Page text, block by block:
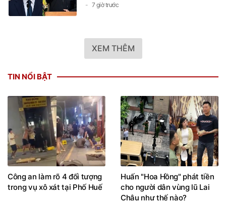
7 giờ trước
XEM THÊM
TIN NỔI BẬT
Công an làm rõ 4 đối tượng
trong vụ xô xát tại Phố Huế
Huấn "Hoa Hồng" phát tiền
cho người dân vùng lũ Lai
Châu như thế nào?